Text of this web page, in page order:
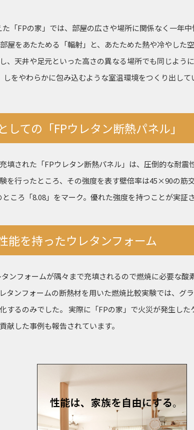
「FPの家」では、部屋の広さや場所に関係なく一年
屋をあたためる「輻射」と、あたためた熱や冷やした
、天井や足元といった高さの異なる場所でも同じよう
しをやわらかに包み込むような室温環境をつくり出して
ての「FPウレタン断熱パネル」
填された「FPウレタン断熱パネル」は、圧倒的な耐
を行ったところ、その強度を表す壁倍率は45×90の筋
ころ「8.08」をマーク。優れた強度を持つことが実証
を持ったウレタンフォーム
タンフォームが隅々まで充填されるので燃焼に必要な
タンフォームの断熱材を用いた燃焼比較実験では、グ
するのみでした。 実際に「FPの家」で火災が発生し
献した事例も報告されています。